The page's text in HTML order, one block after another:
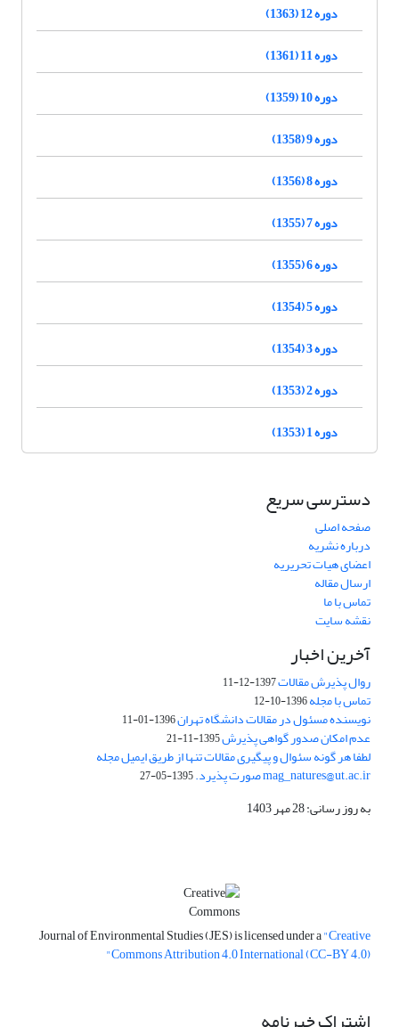
دوره 12 (1363)
دوره 11 (1361)
دوره 10 (1359)
دوره 9 (1358)
دوره 8 (1356)
دوره 7 (1355)
دوره 6 (1355)
دوره 5 (1354)
دوره 3 (1354)
دوره 2 (1353)
دوره 1 (1353)
دسترسی سریع
صفحه اصلی
درباره نشریه
اعضای هیات تحریریه
ارسال مقاله
تماس با ما
نقشه سایت
آخرین اخبار
روال پذیرش مقالات1397-12-11
تماس با مجله1396-10-12
نویسنده مسئول در مقالات دانشگاه تهران1396-01-11
عدم امکان صدور گواهی پذیرش1395-11-21
لطفا هر گونه سئوال و پیگیری مقالات تنها از طریق ایمیل مجله
mag_natures@ut.ac.ir صورت پذیرد. 1395-05-27
به روز رسانی: 28 مهر 1403
Journal of Environmental Studies (JES) is licensed under a"Creative
Commons Attribution 4.0 International (CC-BY 4.0)"